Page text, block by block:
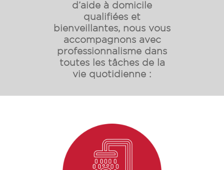
d’aide à domicile
qualifiées et
bienveillantes, nous vous
accompagnons avec
professionnalisme dans
toutes les tâches de la
vie quotidienne :